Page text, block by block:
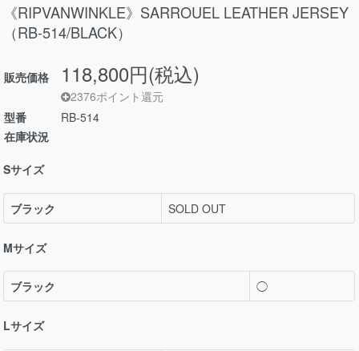
《RIPVANWINKLE》SARROUEL LEATHER JERSEY
（RB-514/BLACK）
販売価格 118,800円(税込)
2376ポイント還元
型番
RB-514
在庫状況
Sサイズ
ブラック SOLD OUT
Mサイズ
ブラック ◯
Lサイズ